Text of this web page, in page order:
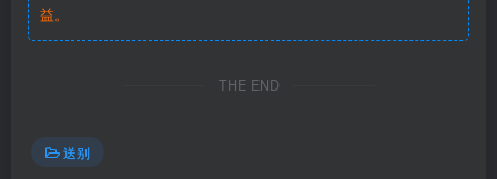
益。
THE END
送别